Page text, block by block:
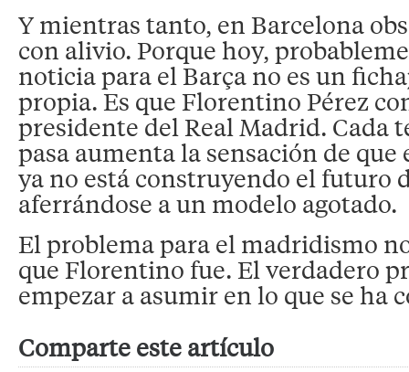
Y mientras tanto, en Barcelona
con alivio. Porque hoy,
noticia para el Barça no es un
propia. Es que Florentino Pérez
presidente del Real Madrid. Cada
pasa aumenta la sensación de
ya no está construyendo el futuro
aferrándose a un modelo agotado.
El problema para el madridismo
que Florentino fue. El verdadero
empezar a asumir en lo que se ha
Comparte este artículo